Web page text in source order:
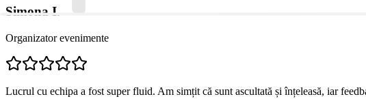
Simona I.
Organizator evenimente
Lucrul cu echipa a fost super fluid. Am simțit că sunt ascultată și înțeleasă, iar